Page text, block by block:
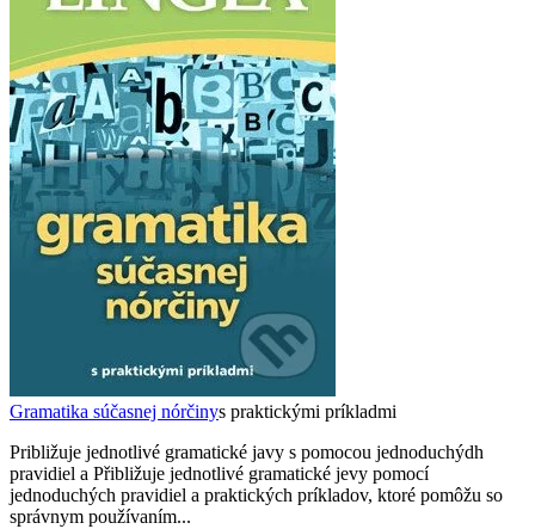
Gramatika súčasnej nórčinys praktickými príkladmi
Približuje jednotlivé gramatické javy s pomocou jednoduchýdh
pravidiel a Přibližuje jednotlivé gramatické jevy pomocí
jednoduchých pravidiel a praktických príkladov, ktoré pomôžu so
správnym používaním...